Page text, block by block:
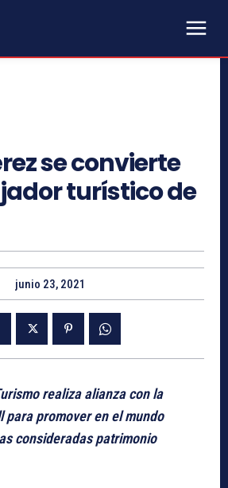
se convierte
turístico de
junio 23, 2021
realiza alianza con la
para promover en el mundo
consideradas patrimonio